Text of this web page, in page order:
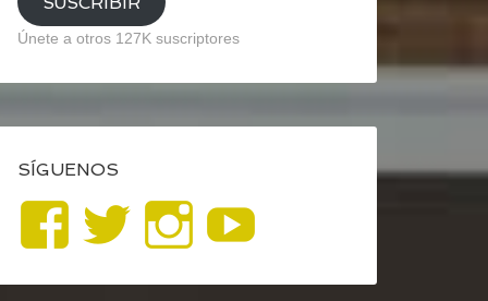
Únete a otros 127K suscriptores
SÍGUENOS
Ver
perfil
Ver
perfil
Ver
perfil